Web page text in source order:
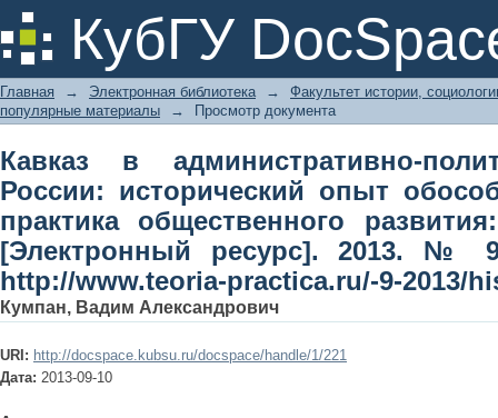
КубГУ
Кавказ в административно-
обособления // Теория и практика
[Электронный ресурс]. 2013.
practica.ru/-9-2013/history/kumpan-
Главная → Электронная библиотека →
Факультет истории,
популярные материалы
→ Просмотр документа
Кавказ в административно-
России: исторический опыт
практика общественного
[Электронный ресурс]. 2013. №
http://www.teoria-practica.ru/-9-2013/
Кумпан, Вадим Александрович
URI: http://docspace.kubsu.ru/docspace/handle/1/221
Дата: 2013-09-10